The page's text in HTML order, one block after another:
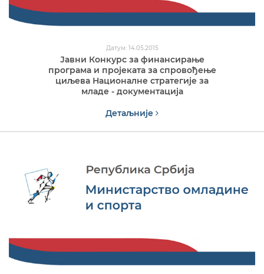
Датум: 14.05.2015
Јавни Конкурс за финансирање
програма и пројеката за спровођење
циљева Националне стратегије за
младе - документација
Детаљније